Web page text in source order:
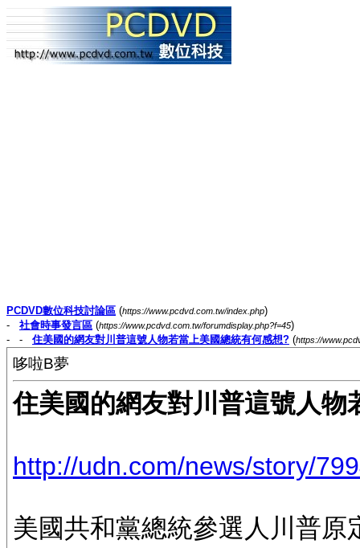
PCDVD數位科技討論區 (https://www.pcdvd.com.tw/index.php)
- 社會時事發言區 (https://www.pcdvd.com.tw/forumdisplay.php?f=45)
- - 住美國的網友對川普這號人物若當上美國總統有何感想? (https://
哆啦B夢
住美國的網友對川普這號人
http://udn.com/news/story/
美國共和黨總統參選人川普